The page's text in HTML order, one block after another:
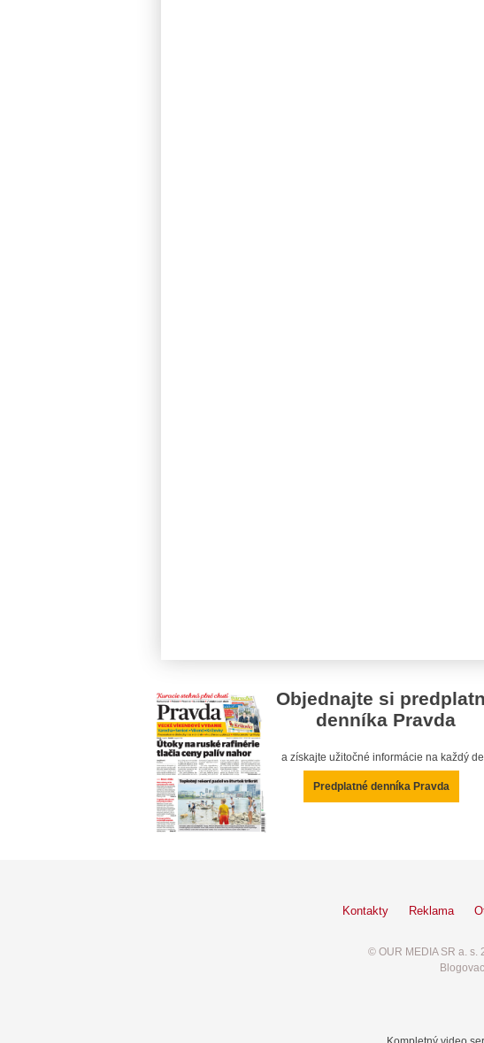
Objednajte si
denníka Pravda
a získajte užitočné informácie na každý
Predplatné denníka Pravda
Kontakty Reklama
© OUR MEDIA SR a. s.